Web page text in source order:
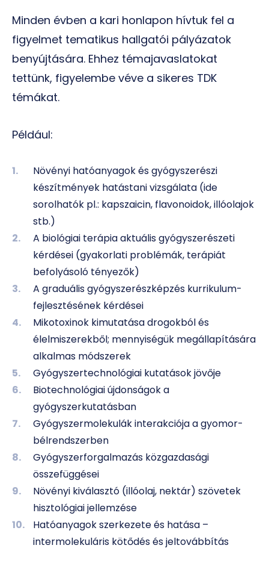
Minden évben a kari honlapon hívtuk fel a
figyelmet tematikus hallgatói pályázatok
benyújtására. Ehhez témajavaslatokat
tettünk, figyelembe véve a sikeres TDK
témákat.
Például:
Növényi hatóanyagok és gyógyszerészi
készítmények hatástani vizsgálata (ide
sorolhatók pl.: kapszaicin, flavonoidok, illóolajok
stb.)
A biológiai terápia aktuális gyógyszerészeti
kérdései (gyakorlati problémák, terápiát
befolyásoló tényezők)
A graduális gyógyszerészképzés kurrikulum-
fejlesztésének kérdései
Mikotoxinok kimutatása drogokból és
élelmiszerekből; mennyiségük megállapítására
alkalmas módszerek
Gyógyszertechnológiai kutatások jövője
Biotechnológiai újdonságok a
gyógyszerkutatásban
Gyógyszermolekulák interakciója a gyomor-
bélrendszerben
Gyógyszerforgalmazás közgazdasági
összefüggései
Növényi kiválasztó (illóolaj, nektár) szövetek
hisztológiai jellemzése
Hatóanyagok szerkezete és hatása –
intermolekuláris kötődés és jeltovábbítás